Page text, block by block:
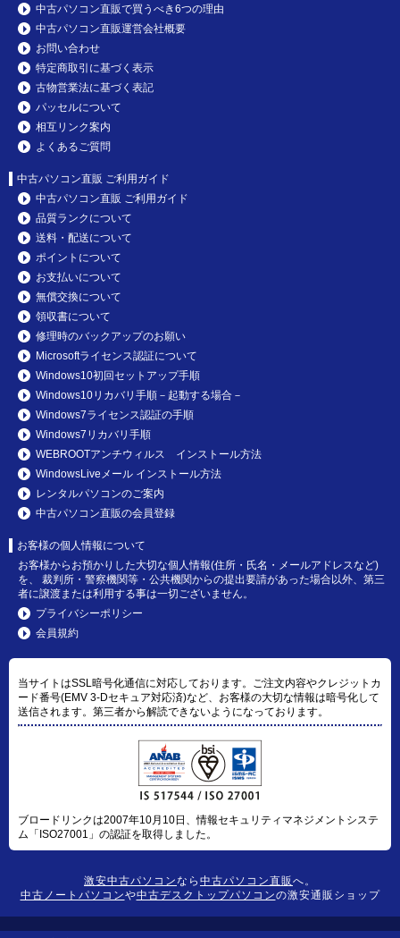
中古パソコン直販で買うべき6つの理由
中古パソコン直販運営会社概要
お問い合わせ
特定商取引に基づく表示
古物営業法に基づく表記
パッセルについて
相互リンク案内
よくあるご質問
中古パソコン直販 ご利用ガイド
中古パソコン直販 ご利用ガイド
品質ランクについて
送料・配送について
ポイントについて
お支払いについて
無償交換について
領収書について
修理時のバックアップのお願い
Microsoftライセンス認証について
Windows10初回セットアップ手順
Windows10リカバリ手順－起動する場合－
Windows7ライセンス認証の手順
Windows7リカバリ手順
WEBROOTアンチウィルス インストール方法
WindowsLiveメール インストール方法
レンタルパソコンのご案内
中古パソコン直販の会員登録
お客様の個人情報について
お客様からお預かりした大切な個人情報(住所・氏名・メールアドレスなど)
を、 裁判所・警察機関等・公共機関からの提出要請があった場合以外、第三
者に譲渡または利用する事は一切ございません。
プライバシーポリシー
会員規約
当サイトはSSL暗号化通信に対応しております。ご注文内容やクレジットカ
ード番号(EMV 3-Dセキュア対応済)など、お客様の大切な情報は暗号化して
送信されます。第三者から解読できないようになっております。
ブロードリンクは2007年10月10日、情報セキュリティマネジメントシステ
ム「ISO27001」の認証を取得しました。
激安中古パソコンなら 中古パソコン直販 へ。
中古ノートパソコンや中古デスクトップパソコンの激安通販ショップ